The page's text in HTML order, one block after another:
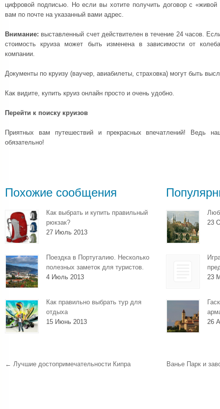
цифровой подписью. Но если вы хотите получить договор с
вам по почте на указанный вами адрес.
Внимание: выставленный счет действителен в течение 24 часов.
стоимость круиза может быть изменена в зависимости от
компании.
Документы по круизу (ваучер, авиабилеты, страховка) могут быть
Как видите, купить круиз онлайн просто и очень удобно.
Перейти к поиску круизов
Приятных вам путешествий и прекрасных впечатлений! Ведь
обязательно!
Похожие сообщения
Как выбрать и купить правильный
рюкзак?
27 Июль 2013
Поездка в Португалию. Несколько
полезных заметок для туристов.
4 Июль 2013
Как правильно выбрать тур для
отдыха
15 Июнь 2013
23
23
26
← Лучшие достопримечательности Кипра Ванье Парк и